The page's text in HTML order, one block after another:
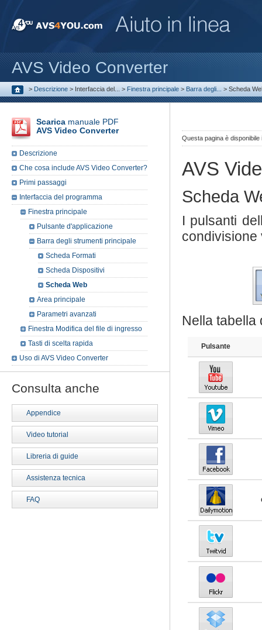
AVS Video Converter
> Descrizione > Interfaccia del... > Finestra principale > Barra degli... > Scheda
Questa pagina è
AVS
Scheda
I pulsanti
condivisione
Nella tabella
Pulsante
Scarica manuale PDF
AVS Video Converter
Descrizione
Che cosa include AVS Video Converter?
Primi passaggi
Interfaccia del programma
Finestra principale
Pulsante d'applicazione
Barra degli strumenti principale
Scheda Formati
Scheda Dispositivi
Scheda Web
Area principale
Parametri avanzati
Finestra Modifica del file di ingresso
Tasti di scelta rapida
Uso di AVS Video Converter
Consulta anche
Appendice
Video tutorial
Libreria di guide
Assistenza tecnica
FAQ